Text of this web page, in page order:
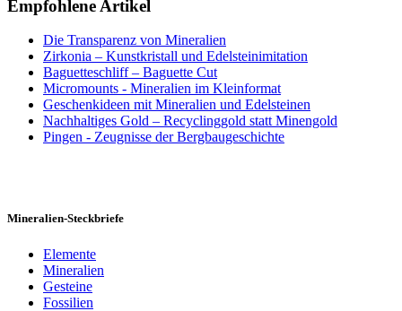
Empfohlene Artikel
Die Transparenz von Mineralien
Zirkonia – Kunstkristall und Edelsteinimitation
Baguetteschliff – Baguette Cut
Micromounts - Mineralien im Kleinformat
Geschenkideen mit Mineralien und Edelsteinen
Nachhaltiges Gold – Recyclinggold statt Minengold
Pingen - Zeugnisse der Bergbaugeschichte
Mineralien-Steckbriefe
Elemente
Mineralien
Gesteine
Fossilien